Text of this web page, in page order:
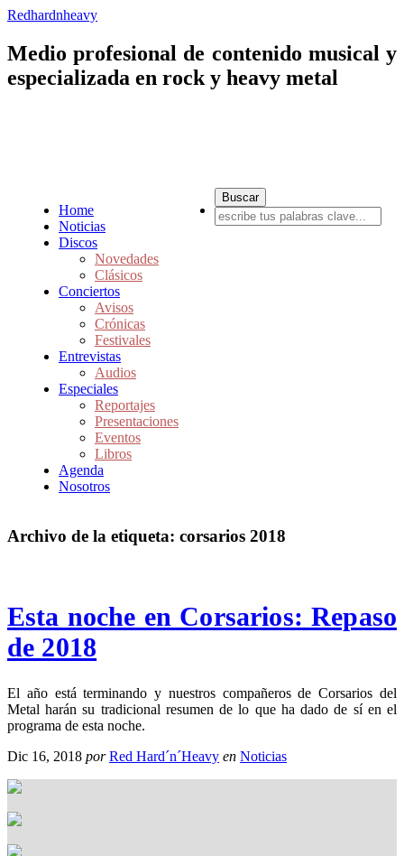
Redhardnheavy
Medio profesional de contenido musical y
especializada en rock y heavy metal
Home
Noticias
Discos
Novedades
Clásicos
Conciertos
Avisos
Crónicas
Festivales
Entrevistas
Audios
Especiales
Reportajes
Presentaciones
Eventos
Libros
Agenda
Nosotros
Archivo de la etiqueta: corsarios 2018
Esta noche en Corsarios: Repaso
de 2018
El año está terminando y nuestros compañeros de Corsarios del
Metal harán su tradicional resumen de lo que ha dado de sí en el
programa de esta noche.
Dic 16, 2018 por Red Hard´n´Heavy en Noticias